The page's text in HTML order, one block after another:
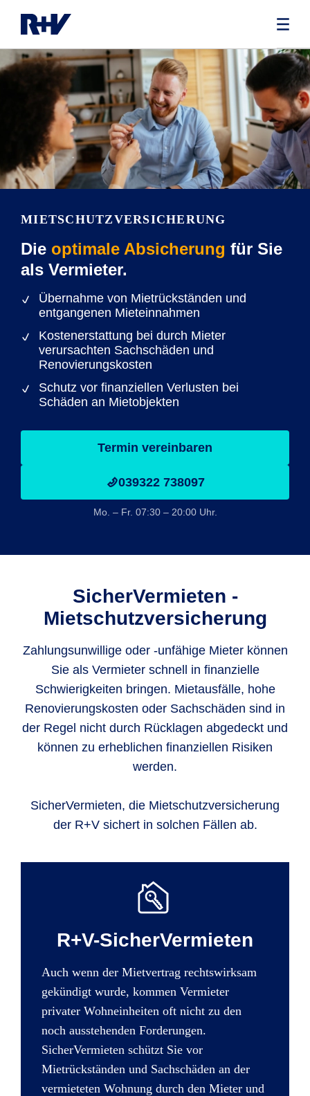
MIETSCHUTZVERSICHERUNG
Die optimale Absicherung für Sie
als Vermieter.
Übernahme von Mietrückständen und
entgangenen Mieteinnahmen
Kostenerstattung bei durch Mieter
verursachten Sachschäden und
Renovierungskosten
Schutz vor finanziellen Verlusten bei
Schäden an Mietobjekten
Termin vereinbaren
039322 738097
Mo. – Fr. 07:30 – 20:00 Uhr.
SicherVermieten -
Mietschutzversicherung
Zahlungsunwillige oder -unfähige Mieter können
Sie als Vermieter schnell in finanzielle
Schwierigkeiten bringen. Mietausfälle, hohe
Renovierungskosten oder Sachschäden sind in
der Regel nicht durch Rücklagen abgedeckt und
können zu erheblichen finanziellen Risiken
werden.
SicherVermieten, die Mietschutzversicherung
der R+V sichert in solchen Fällen ab.
R+V-SicherVermieten
Auch wenn der Mietvertrag rechtswirksam
gekündigt wurde, kommen Vermieter
privater Wohneinheiten oft nicht zu den
noch ausstehenden Forderungen.
SicherVermieten schützt Sie vor
Mietrückständen und Sachschäden an der
vermieteten Wohnung durch den Mieter und